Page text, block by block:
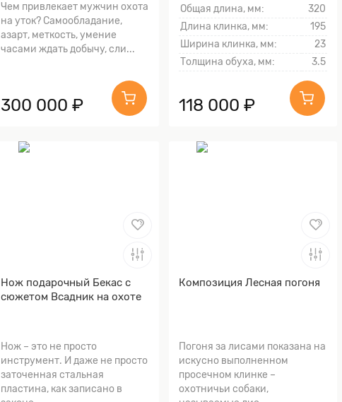
Чем привлекает мужчин охота
на уток? Самообладание,
азарт, меткость, умение
часами ждать добычу, сли...
300 000 ₽
Общая длина, мм:
320
Длина клинка, мм:
195
Ширина клинка, мм:
23
Толщина обуха, мм:
3.5
118 000 ₽
Нож подарочный Бекас с
сюжетом Всадник на охоте
Нож – это не просто
инструмент. И даже не просто
заточенная стальная
пластина, как записано в
Композиция Лесная погоня
Погоня за лисами показана на
искусно выполненном
просечном клинке –
охотничьи собаки,